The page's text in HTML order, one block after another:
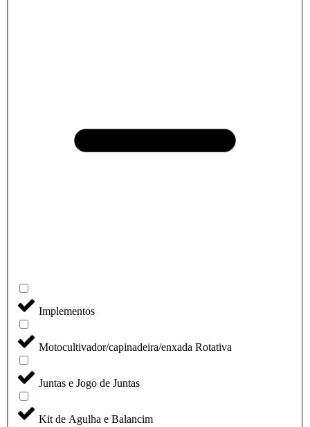
Implementos
Motocultivador/capinadeira/enxada Rotativa
Juntas e Jogo de Juntas
Kit de Agulha e Balancim